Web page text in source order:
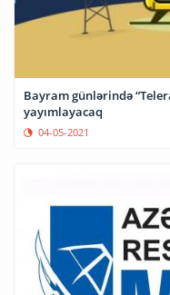
Bayram günlərində
yayımlayacaq
04-05-2021